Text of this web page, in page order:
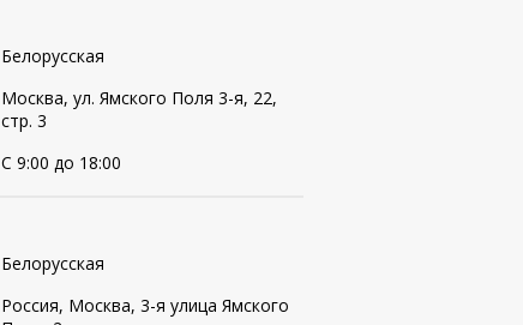
Белорусская
Москва, ул. Ямского Поля 3-я, 22,
стр. 3
С 9:00 до 18:00
Белорусская
Россия, Москва, 3-я улица Ямского